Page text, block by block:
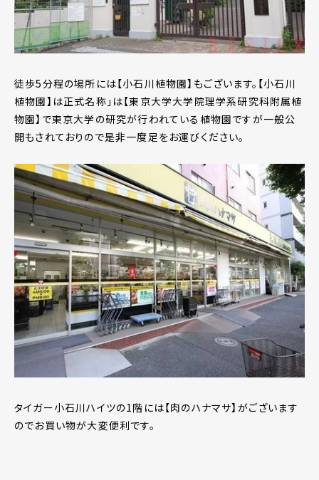
徒歩5分程の場所には【小石川植物園】もございます。【小石川
植物園】は正式名称」は【東京大学大学院理学系研究科附属植
物園】で東京大学の研究が行われている植物園ですが一般公
開もされておりので是非一度足をお運びください。
タイガー小石川ハイツの1階には【肉のハナマサ】がございます
のでお買い物が大変便利です。